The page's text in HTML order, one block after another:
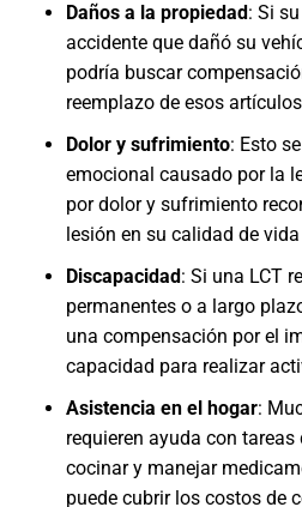
Daños a la propiedad: Si
accidente que dañó su
podría buscar
reemplazo de esos
Dolor y sufrimiento: Esto
emocional causado por la
por dolor y sufrimiento
lesión en su calidad de
Discapacidad: Si una LCT
permanentes o a largo
una compensación por el
capacidad para realizar
Asistencia en el hogar:
requieren ayuda con
cocinar y manejar
puede cubrir los costos de